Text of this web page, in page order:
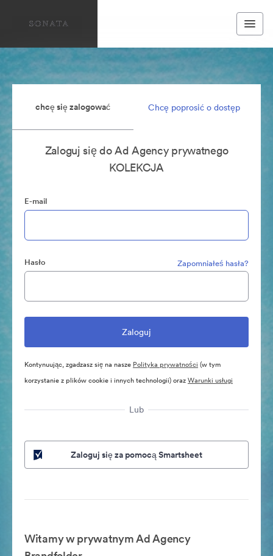
chcę się zalogować Chcę poprosić o dostęp
Zaloguj się do Ad Agency prywatnego
KOLEKCJA
E-mail
Hasło Zapomniałeś hasła?
Kontynuując, zgadzasz się na nasze Polityka prywatności (w tym
korzystanie z plików cookie i innych technologii) orazWarunki usługi
Lub
Zaloguj się za pomocą Smartsheet
Witamy w prywatnym Ad Agency